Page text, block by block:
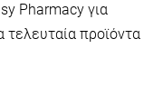
Pharmacy για
προϊόντα